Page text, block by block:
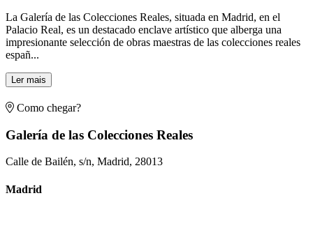
La Galería de las Colecciones Reales, situada en Madrid, en el
Palacio Real, es un destacado enclave artístico que alberga una
impresionante selección de obras maestras de las colecciones reales
españ...
Ler mais
Como chegar?
Galería de las Colecciones Reales
Calle de Bailén, s/n, Madrid, 28013
Madrid